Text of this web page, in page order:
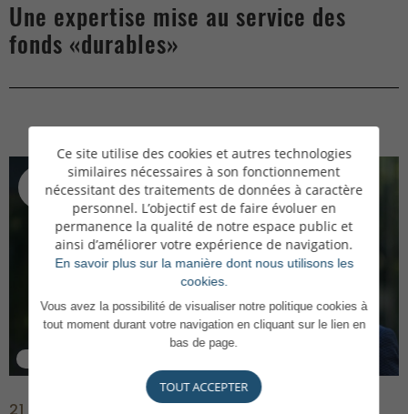
Une expertise mise au service des
fonds «durables»
Fonds « evergreen » et fonds fermés : une approche
21 avril 2026 5 min
Ce site utilise des cookies et autres technologies
similaires nécessaires à son fonctionnement
nécessitant des traitements de données à caractère
personnel. L’objectif est de faire évoluer en
permanence la qualité de notre espace public et
ainsi d’améliorer votre expérience de navigation.
En savoir plus sur la manière dont nous utilisons les
cookies.
Vous avez la possibilité de visualiser notre politique cookies à
tout moment durant votre navigation en cliquant sur le lien en
bas de page.
TOUT ACCEPTER